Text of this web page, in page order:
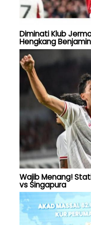
Diminati Klub
Hengkang
Wajib Menang!
vs Singapura